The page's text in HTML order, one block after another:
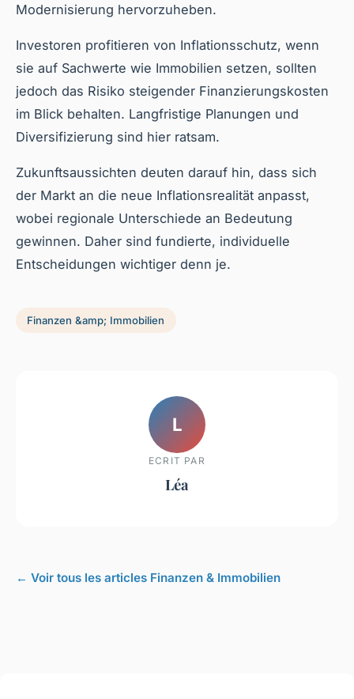
Modernisierung hervorzuheben.
Investoren profitieren von Inflationsschutz, wenn
sie auf Sachwerte wie Immobilien setzen, sollten
jedoch das Risiko steigender Finanzierungskosten
im Blick behalten. Langfristige Planungen und
Diversifizierung sind hier ratsam.
Zukunftsaussichten deuten darauf hin, dass sich
der Markt an die neue Inflationsrealität anpasst,
wobei regionale Unterschiede an Bedeutung
gewinnen. Daher sind fundierte, individuelle
Entscheidungen wichtiger denn je.
Finanzen &amp; Immobilien
L
ECRIT PAR
Léa
← Voir tous les articles Finanzen & Immobilien